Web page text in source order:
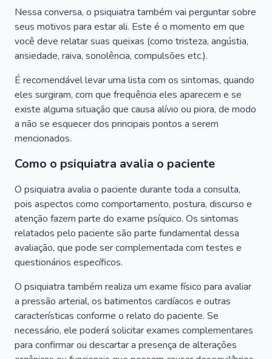
Nessa conversa, o psiquiatra também vai perguntar sobre
seus motivos para estar ali. Este é o momento em que
você deve relatar suas queixas (como tristeza, angústia,
ansiedade, raiva, sonolência, compulsões etc.).
É recomendável levar uma lista com os sintomas, quando
eles surgiram, com que frequência eles aparecem e se
existe alguma situação que causa alívio ou piora, de modo
a não se esquecer dos principais pontos a serem
mencionados.
Como o psiquiatra avalia o paciente
O psiquiatra avalia o paciente durante toda a consulta,
pois aspectos como comportamento, postura, discurso e
atenção fazem parte do exame psíquico. Os sintomas
relatados pelo paciente são parte fundamental dessa
avaliação, que pode ser complementada com testes e
questionários específicos.
O psiquiatra também realiza um exame físico para avaliar
a pressão arterial, os batimentos cardíacos e outras
características conforme o relato do paciente. Se
necessário, ele poderá solicitar exames complementares
para confirmar ou descartar a presença de alterações